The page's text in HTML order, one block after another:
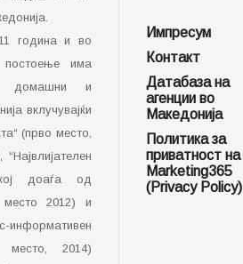
година и во
постоење има
домашни и
вклучувајќи
(прво место,
доаѓа од
место 2012) и
место, 2014)
Импресум
Контакт
Датабаза на
агенции во
Македонија
Политика за
приватност на
Marketing365
(Privacy Policy)